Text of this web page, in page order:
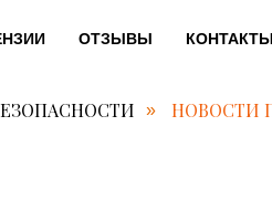
ОТЗЫВЫ КОНТАКТЫ
» НОВОСТИ